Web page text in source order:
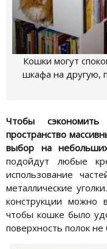
Кошки могут
шкафа на другую,
Чтобы
пространство
выбор на
подойдут любые
использование
металлические
конструкции можно
чтобы кошке было
поверхность полок не